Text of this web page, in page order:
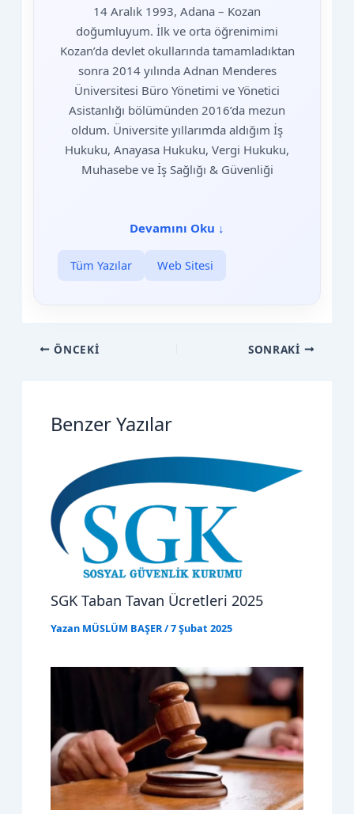
14 Aralık 1993, Adana – Kozan
doğumluyum. İlk ve orta öğrenimimi
Kozan’da devlet okullarında tamamladıktan
sonra 2014 yılında Adnan Menderes
Üniversitesi Büro Yönetimi ve Yönetici
Asistanlığı bölümünden 2016’da mezun
oldum. Üniversite yıllarımda aldığım İş
Hukuku, Anayasa Hukuku, Vergi Hukuku,
Muhasebe ve İş Sağlığı & Güvenliği
Devamını Oku ↓
Tüm Yazılar Web Sitesi
ÖNCEKI SONRAKI
Benzer Yazılar
SGK Taban Tavan Ücretleri 2025
Yazan MÜSLÜM BAŞER/7 Şubat 2025